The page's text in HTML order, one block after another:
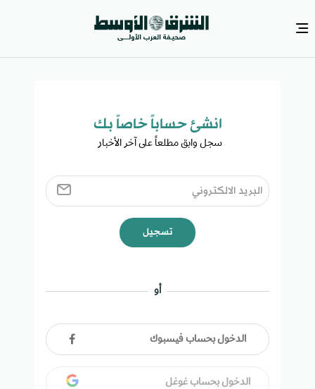
انشئ حساباً خاصاً بك​
سجل وابق مطلعاً على آخر الأخبار ​
تسجيل
أو
الدخول بحساب فيسبوك
الدخول بحساب غوغل